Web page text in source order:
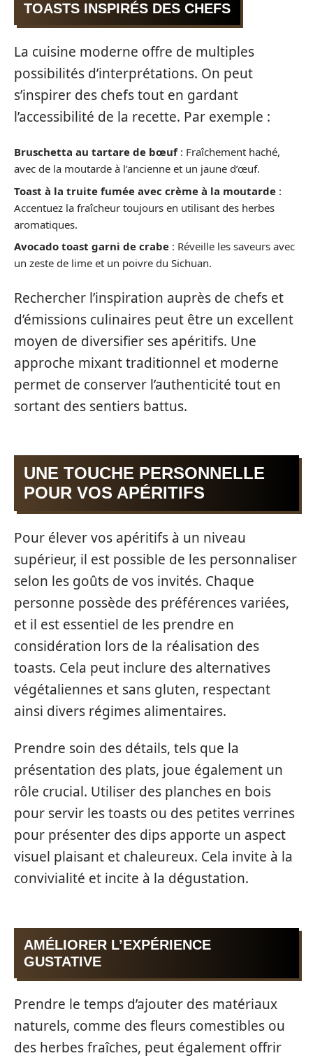
TOASTS INSPIRÉS DES CHEFS
La cuisine moderne offre de multiples
possibilités d’interprétations. On peut
s’inspirer des chefs tout en gardant
l’accessibilité de la recette. Par exemple :
Bruschetta au tartare de bœuf: Fraîchement haché,
avec de la moutarde à l’ancienne et un jaune d’œuf.
Toast à la truite fumée avec crème à la moutarde :
Accentuez la fraîcheur toujours en utilisant des herbes
aromatiques.
Avocado toast garni de crabe : Réveille les saveurs avec
un zeste de lime et un poivre du Sichuan.
Rechercher l’inspiration auprès de chefs et
d’émissions culinaires peut être un excellent
moyen de diversifier ses apéritifs. Une
approche mixant traditionnel et moderne
permet de conserver l’authenticité tout en
sortant des sentiers battus.
UNE TOUCHE PERSONNELLE
POUR VOS APÉRITIFS
Pour élever vos apéritifs à un niveau
supérieur, il est possible de les personnaliser
selon les goûts de vos invités. Chaque
personne possède des préférences variées,
et il est essentiel de les prendre en
considération lors de la réalisation des
toasts. Cela peut inclure des alternatives
végétaliennes et sans gluten, respectant
ainsi divers régimes alimentaires.
Prendre soin des détails, tels que la
présentation des plats, joue également un
rôle crucial. Utiliser des planches en bois
pour servir les toasts ou des petites verrines
pour présenter des dips apporte un aspect
visuel plaisant et chaleureux. Cela invite à la
convivialité et incite à la dégustation.
AMÉLIORER L’EXPÉRIENCE
GUSTATIVE
Prendre le temps d’ajouter des matériaux
naturels, comme des fleurs comestibles ou
des herbes fraîches, peut également offrir